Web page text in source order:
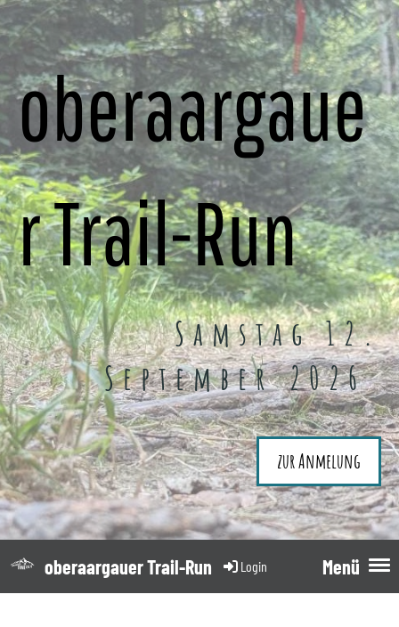
oberaargaue
r Trail-Run
Samstag 12.
September 2026
zur Anmelung
Menü
Login
oberaargauer Trail-Run